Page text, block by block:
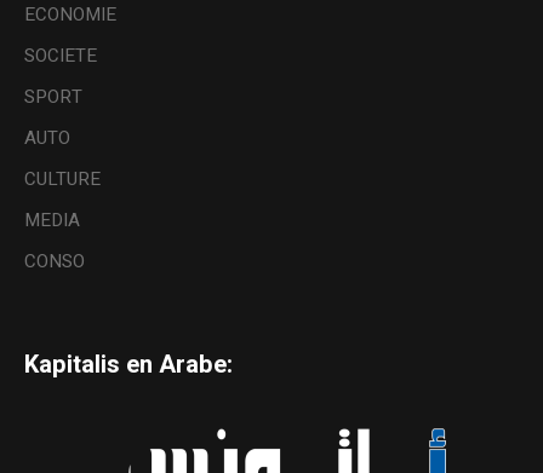
ECONOMIE
SOCIETE
SPORT
AUTO
CULTURE
MEDIA
CONSO
Kapitalis en Arabe: